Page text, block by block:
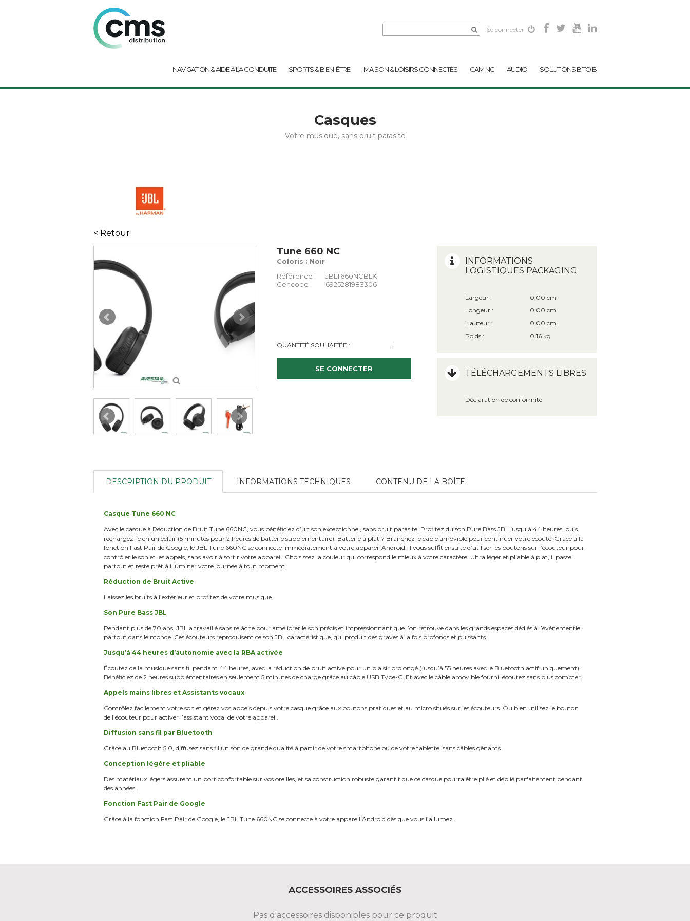
Se connecter
NAVIGATION & AIDE À LA CONDUITE SPORTS & BIEN-ÊTRE MAISON & LOISIRS CONNECTÉS GAMING AUDIO SOLUTIONS B TO B
Casques
Votre musique, sans bruit parasite
< Retour
Tune 660 NC
Coloris : Noir
Référence :
JBLT660NCBLK
Gencode :
6925281983306
QUANTITÉ SOUHAITÉE :
SE CONNECTER
INFORMATIONS
LOGISTIQUES PACKAGING
Largeur :
0,00 cm
Longeur :
0,00 cm
Hauteur :
0,00 cm
Poids :
0,16 kg
TÉLÉCHARGEMENTS LIBRES
Déclaration de conformité
DESCRIPTION DU PRODUIT
Casque Tune 660 NC
Avec le casque à Réduction de Bruit Tune 660NC, vous bénéficiez d’un son exceptionnel, sans bruit parasite. Profitez du son Pure Bass JBL jusqu’à 44 heures, puis
rechargez-le en un éclair (5 minutes pour 2 heures de batterie supplémentaire). Batterie à plat ? Branchez le câble amovible pour continuer votre écoute. Grâce à la
fonction Fast Pair de Google, le JBL Tune 660NC se connecte immédiatement à votre appareil Android. Il vous suffit ensuite d’utiliser les boutons sur l’écouteur pour
contrôler le son et les appels, sans avoir à sortir votre appareil. Choisissez la couleur qui correspond le mieux à votre caractère. Ultra léger et pliable à plat, il passe
partout et reste prêt à illuminer votre journée à tout moment.
Réduction de Bruit Active
Laissez les bruits à l’extérieur et profitez de votre musique.
Son Pure Bass JBL
Pendant plus de 70 ans, JBL a travaillé sans relâche pour améliorer le son précis et impressionnant que l’on retrouve dans les grands espaces dédiés à l’événementiel
partout dans le monde. Ces écouteurs reproduisent ce son JBL caractéristique, qui produit des graves à la fois profonds et puissants.
Jusqu’à 44 heures d’autonomie avec la RBA activée
Écoutez de la musique sans fil pendant 44 heures, avec la réduction de bruit active pour un plaisir prolongé (jusqu’à 55 heures avec le Bluetooth actif uniquement).
Bénéficiez de 2 heures supplémentaires en seulement 5 minutes de charge grâce au câble USB Type-C. Et avec le câble amovible fourni, écoutez sans plus compter.
Appels mains libres et Assistants vocaux
Contrôlez facilement votre son et gérez vos appels depuis votre casque grâce aux boutons pratiques et au micro situés sur les écouteurs. Ou bien utilisez le bouton
de l’écouteur pour activer l’assistant vocal de votre appareil.
Diffusion sans fil par Bluetooth
Grâce au Bluetooth 5.0, diffusez sans fil un son de grande qualité à partir de votre smartphone ou de votre tablette, sans câbles gênants.
Conception légère et pliable
Des matériaux légers assurent un port confortable sur vos oreilles, et sa construction robuste garantit que ce casque pourra être plié et déplié parfaitement pendant
des années.
Fonction Fast Pair de Google
Grâce à la fonction Fast Pair de Google, le JBL Tune 660NC se connecte à votre appareil Android dès que vous l’allumez.
INFORMATIONS TECHNIQUES CONTENU DE LA BOÎTE
ACCESSOIRES ASSOCIÉS
Pas d'accessoires disponibles pour ce produit